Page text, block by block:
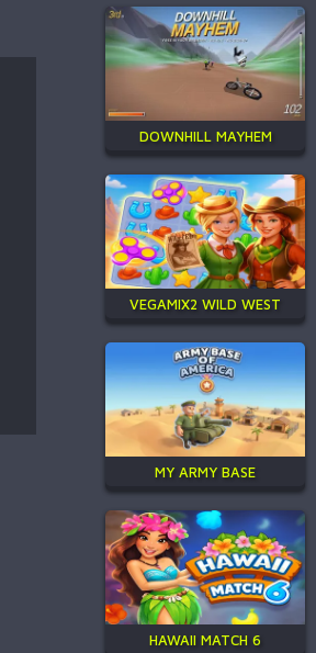
DOWNHILL MAYHEM
VEGAMIX2 WILD WEST
MY ARMY BASE
HAWAII MATCH 6